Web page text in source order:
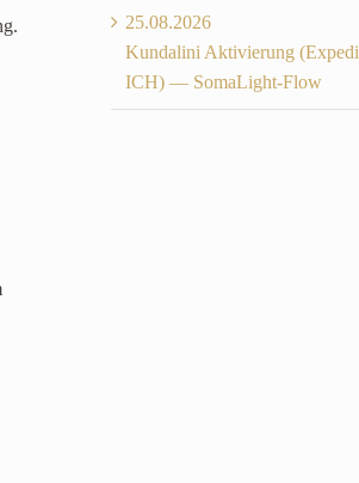
25.08.2026
Kundalini Aktivierung
ICH) — SomaLight-Flow